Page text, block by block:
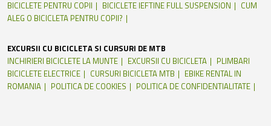
BICICLETE PENTRU COPII
BICICLETE IEFTINE FULL SUSPENSION
CUM
ALEG O BICICLETA PENTRU COPII?
EXCURSII CU BICICLETA SI CURSURI DE MTB
INCHIRIERI BICICLETE LA MUNTE
EXCURSII CU BICICLETA
PLIMBARI
BICICLETE ELECTRICE
CURSURI BICICLETA MTB
EBIKE RENTAL IN
ROMANIA
POLITICA DE COOKIES POLITICA DE CONFIDENTIALITATE